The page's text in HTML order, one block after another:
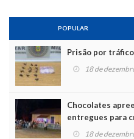
POPULAR
Prisão por
18 de
Chocolates
entregues para
Noel
18 de